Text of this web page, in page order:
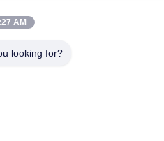
ventilador de ar
para sistemas de ar
AM
looking for?